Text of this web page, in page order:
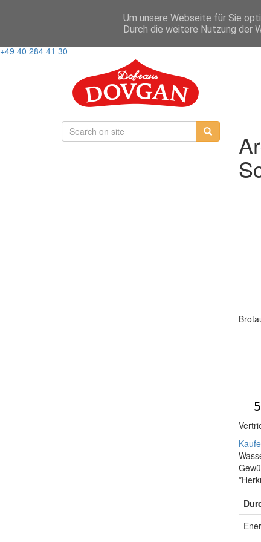
+49 40 284 41 30
5
Um unsere Webseite für Sie
Durch die weitere Nutzung der